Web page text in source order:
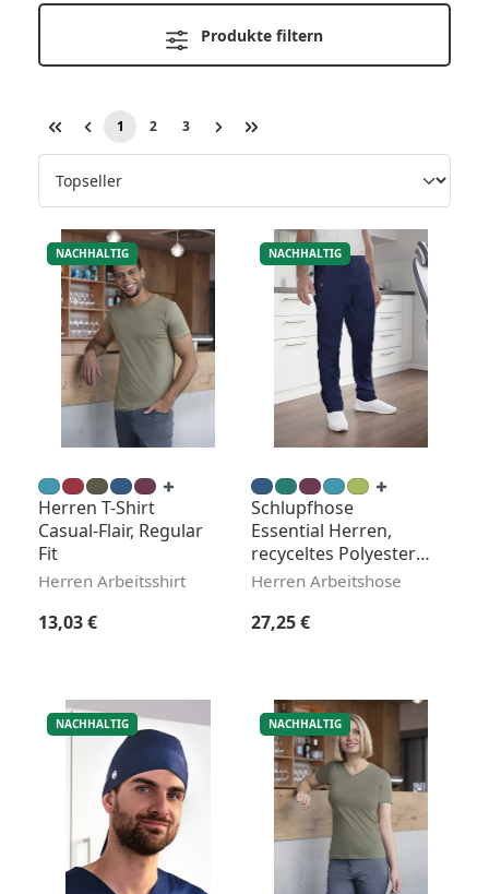
Produkte filtern
Seite
1 Seite
2 Seite
3
NACHHALTIG
Herren T-Shirt
Casual-Flair, Regular
Fit
Herren Arbeitsshirt
Regulärer Preis:
13,03 €
NACHHALTIG
Schlupfhose
Essential Herren,
recyceltes Polyester,
Regular Fit
Herren Arbeitshose
Regulärer Preis:
27,25 €
NACHHALTIG NACHHALTIG